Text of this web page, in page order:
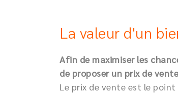
La valeur d'un
Afin de maximiser les
de proposer un prix de
Le prix de vente est le